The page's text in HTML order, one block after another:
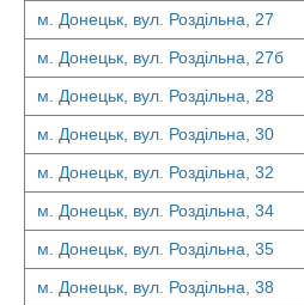
м. Донецьк, вул. Роздільна, 27
м. Донецьк, вул. Роздільна, 27б
м. Донецьк, вул. Роздільна, 28
м. Донецьк, вул. Роздільна, 30
м. Донецьк, вул. Роздільна, 32
м. Донецьк, вул. Роздільна, 34
м. Донецьк, вул. Роздільна, 35
м. Донецьк, вул. Роздільна, 38